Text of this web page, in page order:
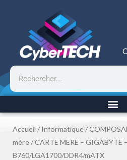
Rechercher
Accueil /Informatique /
mère / CARTE MERE – GIGABYTE
B760/LGA1700/DDR4/mATX